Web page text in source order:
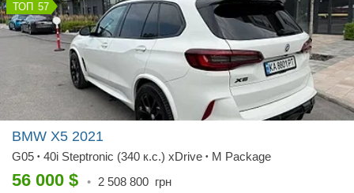
57
BMW X5 2021
G05 • 40i Steptronic (340 к.с.) xDrive • M Package
56 000 $ • 2 508 800 грн